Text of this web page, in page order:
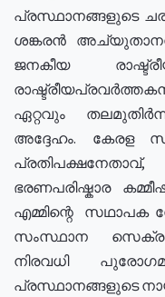
പ്രസ്ഥാനങ്ങളുടെ
ശങ്കരൻ
ജനകീയ
ഏറ്റവും
അദ്ദേഹം. കേരള
ഭരണപരിഷ്കാര
എമ്മിന്റെ സഥാപക
സംസ്ഥാന
നിരവധി
പ്രസ്ഥാനങ്ങളുടെ